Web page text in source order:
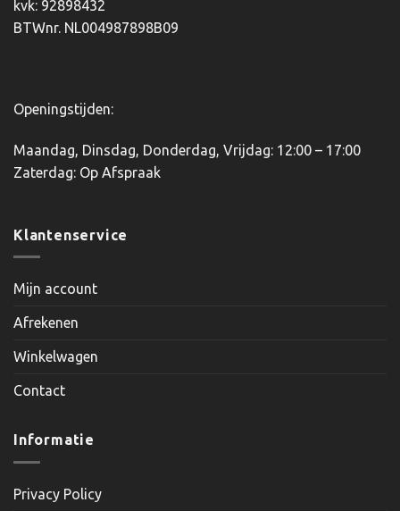
kvk: 92898432
BTWnr. NL004987898B09
Openingstijden:
Maandag, Dinsdag, Donderdag, Vrijdag: 12:00 – 17:00
Zaterdag: Op Afspraak
Klantenservice
Mijn account
Afrekenen
Winkelwagen
Contact
Informatie
Privacy Policy